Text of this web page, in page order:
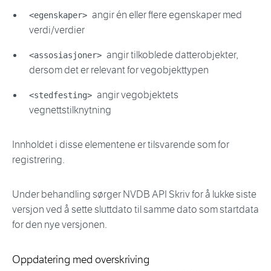
<egenskaper> angir én eller flere egenskaper med
verdi/verdier
<assosiasjoner> angir tilkoblede datterobjekter,
dersom det er relevant for vegobjekttypen
<stedfesting> angir vegobjektets
vegnettstilknytning
Innholdet i disse elementene er tilsvarende som for
registrering.
Under behandling sørger NVDB API Skriv for å lukke siste
versjon ved å sette sluttdato til samme dato som startdata
for den nye versjonen.
Oppdatering med overskriving